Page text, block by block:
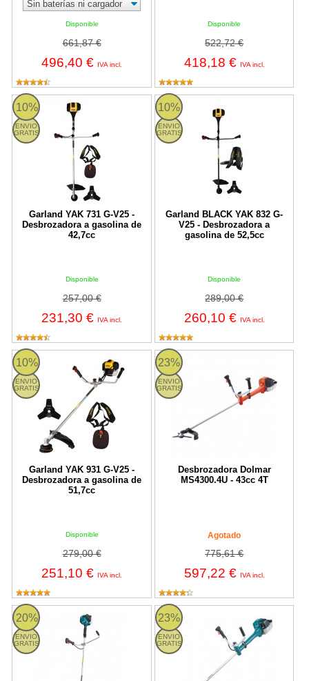
Disponible
661,87 €
496,40 € IVA incl.
Disponible
522,72 €
418,18 € IVA incl.
10%
ENVIO
GRATIS
Garland YAK 731 G-V25 -
Desbrozadora a gasolina de
42,7cc
Disponible
257,00 €
231,30 € IVA incl.
YAK 731 G-V25 Garland 10%
ENVIO
GRATIS
Garland BLACK YAK 832 G-
V25 - Desbrozadora a
gasolina de 52,5cc
Disponible
289,00 €
260,10 € IVA incl.
BLACK YAK 832 G-V25 Garland
10%
ENVIO
GRATIS
Garland YAK 931 G-V25 -
Desbrozadora a gasolina de
51,7cc
Disponible
279,00 €
251,10 € IVA incl.
YAK 931 G-V25 Garland 23%
ENVIO
GRATIS
Desbrozadora Dolmar
MS4300.4U - 43cc 4T
Agotado
775,61 €
597,22 € IVA incl.
Desbrozadora Dolmar
20%
ENVIO
GRATIS
Desbrozadora Makita EM2600U 25.7 c.c
23%
ENVIO
GRATIS
Makita EM4351UH -